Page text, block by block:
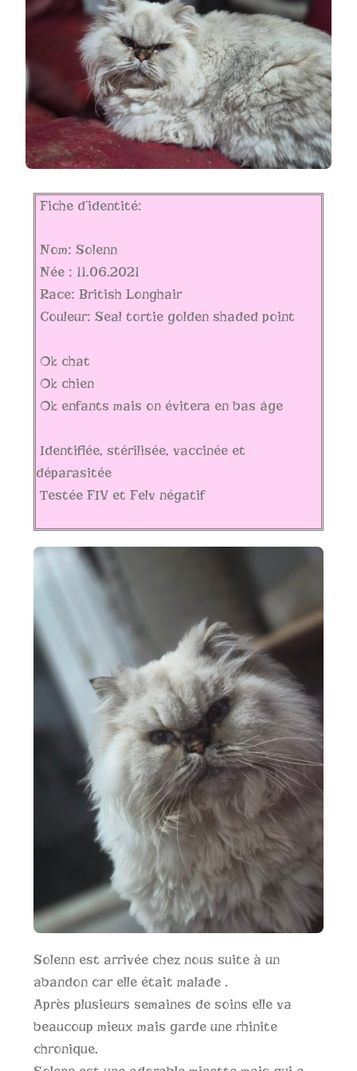
Fiche d’identité:
Nom: Solenn
Née : 11.06.2021
Race: British Longhair
Couleur: Seal tortie golden shaded point
Ok chat
Ok chien
Ok enfants mais on évitera en bas âge
Identifiée, stérilisée, vaccinée et
déparasitée
Testée FIV et Felv négatif
Solenn est arrivée chez nous suite à un
abandon car elle était malade .
Après plusieurs semaines de soins elle va
beaucoup mieux mais garde une rhinite
chronique.